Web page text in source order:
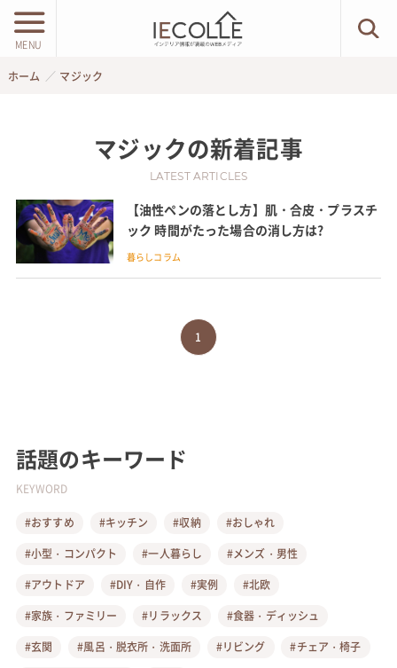
MENU
ホーム マジック
マジックの新着記事
LATEST ARTICLES
【油性ペンの落とし方】肌・合皮・プラスチ
ック 時間がたった場合の消し方は?
暮らしコラム
1
話題のキーワード
KEYWORD
#おすすめ #キッチン #収納
#おしゃれ
#小型・コンパクト
#一人暮らし
#メンズ・男性
#アウトドア
#DIY・自作 #実例
#北欧
#家族・ファミリー
#リラックス
#食器・ディッシュ
#玄関
#風呂・脱衣所・洗面所 #リビング
#チェア・椅子